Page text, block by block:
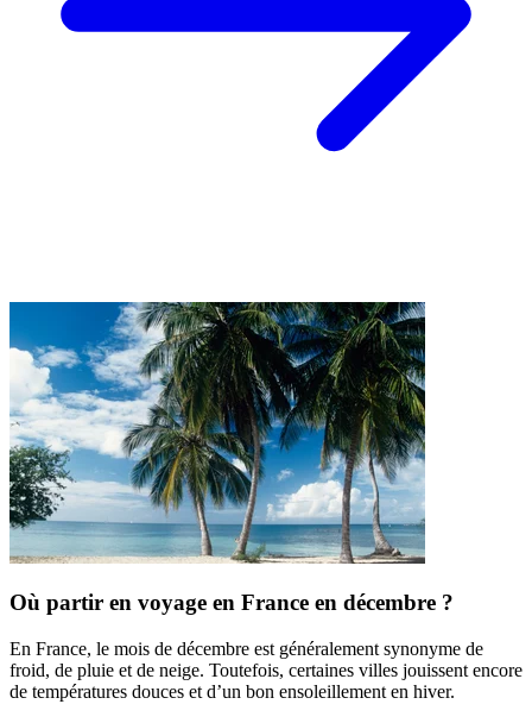
Où partir en voyage en France en décembre ?
En France, le mois de décembre est généralement synonyme de
froid, de pluie et de neige. Toutefois, certaines villes jouissent encore
de températures douces et d’un bon ensoleillement en hiver.